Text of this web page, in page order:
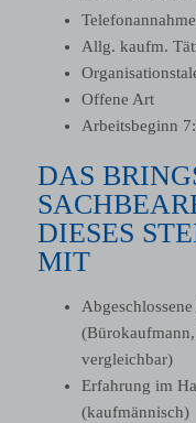
Telefonannahme
Allg. kaufm.
Offene Art
Arbeitsbeginn
DAS
DIESES
MIT
vergleichbar)
Erfahrung im
(kaufmännisch)